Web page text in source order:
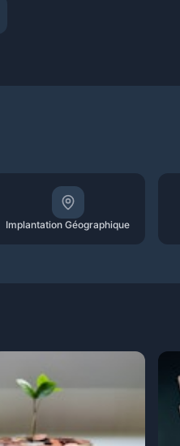
Implantation Géographique